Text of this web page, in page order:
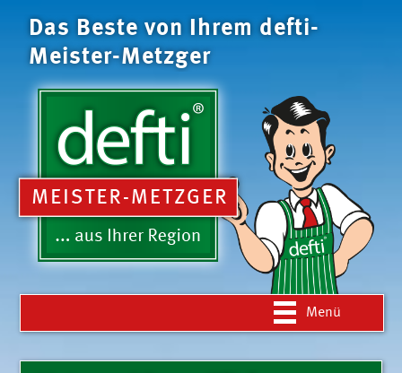
Das Beste von Ihrem defti-
Meister-Metzger
Menü